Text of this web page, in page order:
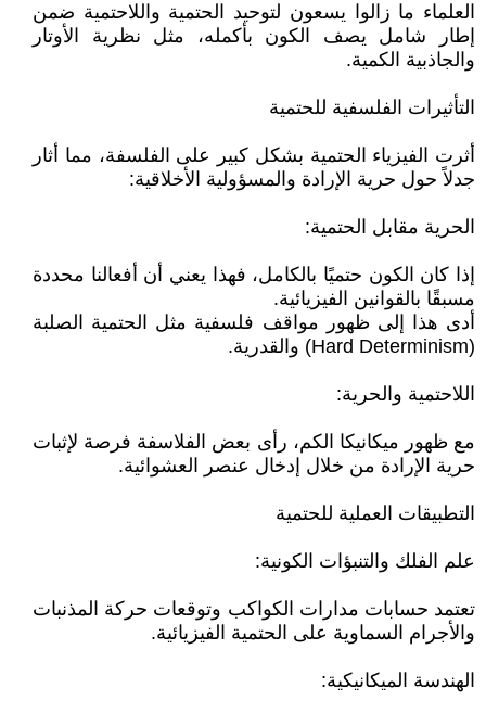
العلماء ما زالوا يسعون لتوحيد الحتمية واللاحتمية ضمن
إطار شامل يصف الكون بأكمله، مثل نظرية الأوتار
والجاذبية الكمية.
التأثيرات الفلسفية للحتمية
أثرت الفيزياء الحتمية بشكل كبير على الفلسفة، مما أثار
جدلاً حول حرية الإرادة والمسؤولية الأخلاقية:
الحرية مقابل الحتمية:
إذا كان الكون حتميًا بالكامل، فهذا يعني أن أفعالنا محددة
مسبقًا بالقوانين الفيزيائية.
أدى هذا إلى ظهور مواقف فلسفية مثل الحتمية الصلبة
(Hard Determinism) والقدرية.
اللاحتمية والحرية:
مع ظهور ميكانيكا الكم، رأى بعض الفلاسفة فرصة لإثبات
حرية الإرادة من خلال إدخال عنصر العشوائية.
التطبيقات العملية للحتمية
علم الفلك والتنبؤات الكونية:
تعتمد حسابات مدارات الكواكب وتوقعات حركة المذنبات
والأجرام السماوية على الحتمية الفيزيائية.
الهندسة الميكانيكية: